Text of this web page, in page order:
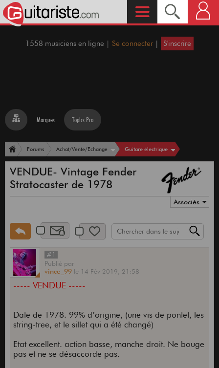
1558 musiciens en ligne | Se connecter | S'inscrire
Marques Topics Pro
Forums Achat/Vente/Echange Guitare électrique
VENDUE- Vintage Fender
Stratocaster de 1978
Associés
#1
Publié par
vince_99 le 14 Fév 2019, 21:58
----- VENDUE -----
Date de 1978. 99% d’origine, (une vis de pontet, les
string-tree, et le sillet qui a été changé)
Etat excellent. action basse, manche droit. Ne bouge
pas et ne se désaccorde pas.